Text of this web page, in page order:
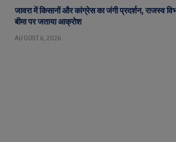
जावरा में किसानों और कांग्रेस का जंगी प्रदर्शन, राजस्व
बीमा पर जताया आक्रोश
AUGUST 6, 2026